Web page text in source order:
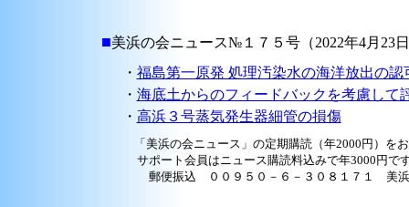
■美浜の会ニュース№１７５号（2022年4月23
・ 福島第一原発 処理汚染水の海洋放出の認
・ 海底土からのフィードバックを考慮して
・ 高浜３号蒸気発生器細管の損傷
「美浜の会ニュース」の定期購読（年2000円）を
サポート会員はニュース購読料込みで年3000円で
郵便振込 ００９５０－６－３０８１７１ 美浜